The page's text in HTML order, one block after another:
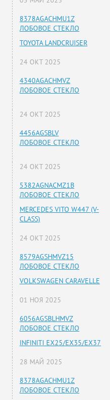
8378AGACHMU1Z
ЛОБОВОЕ СТЕКЛО
TOYOTA LANDCRUISER
24 ОКТ 2025
4340AGACHMVZ
ЛОБОВОЕ СТЕКЛО
24 ОКТ 2025
4456AGSBLV
ЛОБОВОЕ СТЕКЛО
24 ОКТ 2025
5382AGNACMZ1B
ЛОБОВОЕ СТЕКЛО
MERCEDES VITO W447 (V-
CLASS)
24 ОКТ 2025
8579AGSHMVZ15
ЛОБОВОЕ СТЕКЛО
VOLKSWAGEN CARAVELLE
01 НОЯ 2025
6056AGSBLHMVZ
ЛОБОВОЕ СТЕКЛО
INFINITI EX25/EX35/EX37
28 МАЙ 2025
8378AGACHMU1Z
ЛОБОВОЕ СТЕКЛО